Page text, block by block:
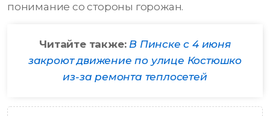
понимание со стороны горожан.
Читайте также: В Пинске с 4 июня
закроют движение по улице Костюшко
из-за ремонта теплосетей